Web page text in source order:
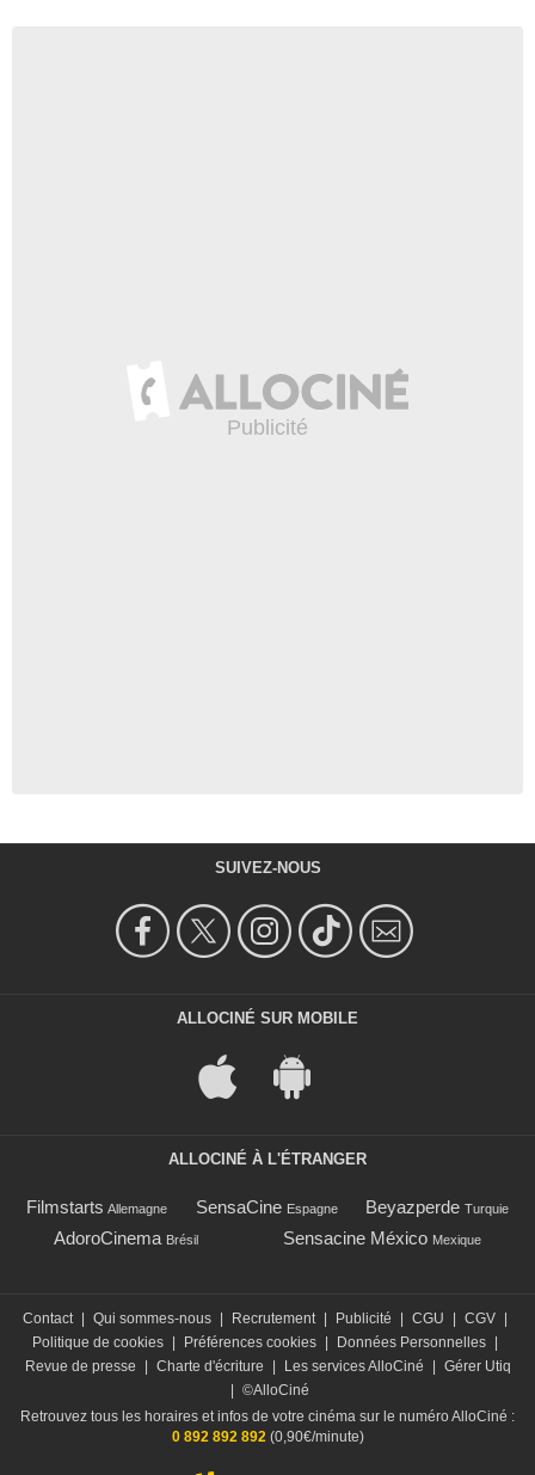
SUIVEZ-NOUS
ALLOCINÉ SUR MOBILE
ALLOCINÉ À L'ÉTRANGER
Filmstarts Allemagne SensaCine Espagne Beyazperde Turquie
AdoroCinema Brésil Sensacine México Mexique
Contact | Qui sommes-nous | Recrutement | Publicité | CGU | CGV |
Politique de cookies | Préférences cookies | Données Personnelles |
Revue de presse
| Charte d'écriture | Les services AlloCiné | Gérer Utiq
| ©AlloCiné
Retrouvez tous les horaires et infos de votre cinéma sur le numéro AlloCiné :
0 892 892 892 (0,90€/minute)